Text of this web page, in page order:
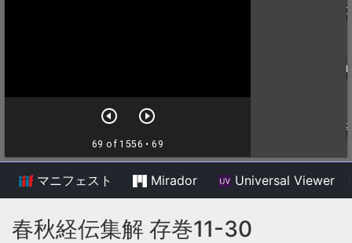
マニフェスト Mirador Universal Viewer
春秋経伝集解 存巻11-30